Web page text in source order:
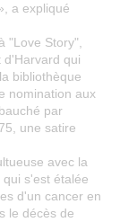
a expliqué
"Love Story",
d'Harvard qui
bibliothèque
nomination aux
par
une satire
avec la
s'est étalée
d'un cancer en
le décès de